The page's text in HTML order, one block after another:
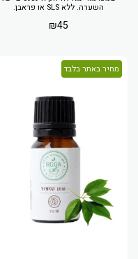
השערה. ללא SLS או פראבן.
₪45
מחיר באתר בלבד